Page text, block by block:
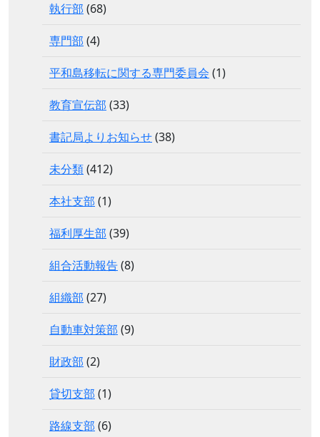
執行部 (68)
専門部 (4)
平和島移転に関する専門委員会 (1)
教育宣伝部 (33)
書記局よりお知らせ(38)
未分類(412)
本社支部 (1)
福利厚生部 (39)
組合活動報告(8)
組織部 (27)
自動車対策部 (9)
財政部 (2)
貸切支部 (1)
路線支部 (6)